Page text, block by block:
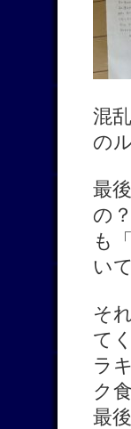
混
の
最
の
も
い
そ
て
ラ
ク
最